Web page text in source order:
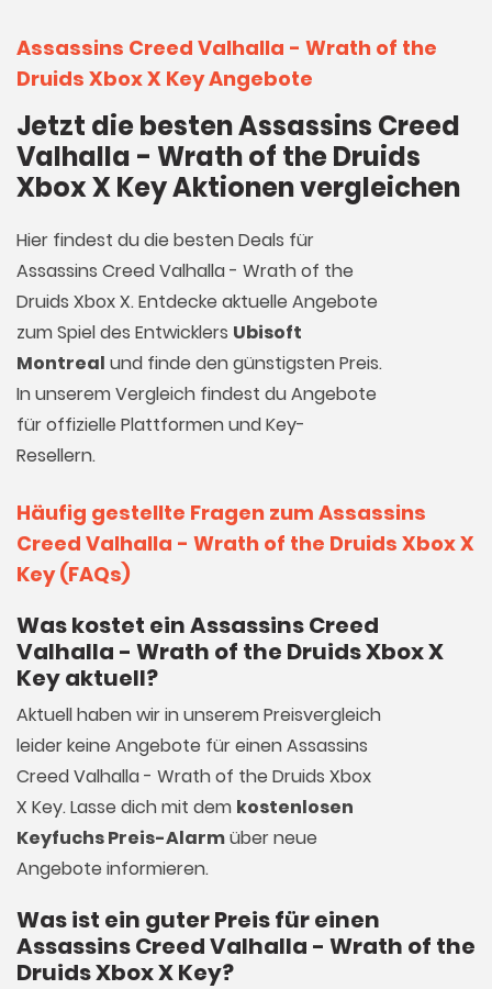
Assassins Creed Valhalla - Wrath of the
Druids Xbox X Key Angebote
Jetzt die besten Assassins Creed
Valhalla - Wrath of the Druids
Xbox X Key Aktionen vergleichen
Hier findest du die besten Deals für
Assassins Creed Valhalla - Wrath of the
Druids Xbox X. Entdecke aktuelle Angebote
zum Spiel des Entwicklers Ubisoft
Montreal und finde den günstigsten Preis.
In unserem Vergleich findest du Angebote
für offizielle Plattformen und Key-
Resellern.
Häufig gestellte Fragen zum Assassins
Creed Valhalla - Wrath of the Druids Xbox X
Key (FAQs)
Was kostet ein Assassins Creed
Valhalla - Wrath of the Druids Xbox X
Key aktuell?
Aktuell haben wir in unserem Preisvergleich
leider keine Angebote für einen Assassins
Creed Valhalla - Wrath of the Druids Xbox
X Key. Lasse dich mit dem kostenlosen
Keyfuchs Preis-Alarmüber neue
Angebote informieren.
Was ist ein guter Preis für einen
Assassins Creed Valhalla - Wrath of the
Druids Xbox X Key?